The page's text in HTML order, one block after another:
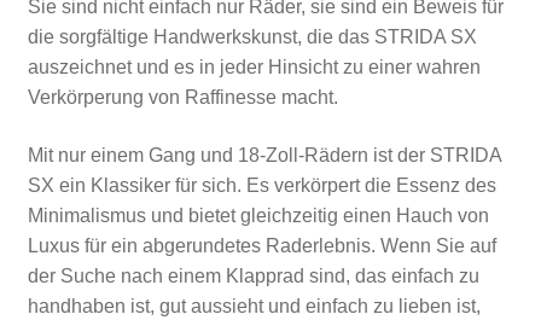
Sie sind nicht einfach nur Räder, sie sind ein Beweis für
die sorgfältige Handwerkskunst, die das STRIDA SX
auszeichnet und es in jeder Hinsicht zu einer wahren
Verkörperung von Raffinesse macht.
Mit nur einem Gang und 18-Zoll-Rädern ist der STRIDA
SX ein Klassiker für sich. Es verkörpert die Essenz des
Minimalismus und bietet gleichzeitig einen Hauch von
Luxus für ein abgerundetes Raderlebnis. Wenn Sie auf
der Suche nach einem Klapprad sind, das einfach zu
handhaben ist, gut aussieht und einfach zu lieben ist,